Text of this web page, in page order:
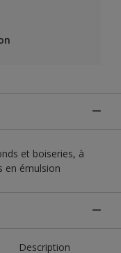
et boiseries, à
en émulsion
Description